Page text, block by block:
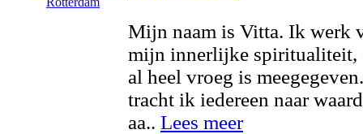
Mijn naam is Vitta. Ik werk
mijn innerlijke spiritualiteit,
al heel vroeg is
tracht ik iedereen naar
aa.. Lees meer